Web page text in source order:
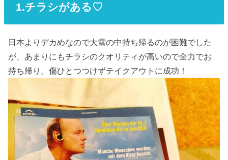
1.チラシがある♡
日本よりデカめなので大雪の中持ち帰るのが困難でした
が、あまりにもチラシのクオリティが高いので全力でお
持ち帰り。傷ひとつつけずテイクアウトに成功！